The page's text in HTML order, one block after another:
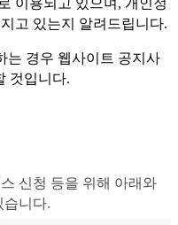
이용되고 있으며, 개인정
고 있는지 알려드립니다.
는 경우 웹사이트 공지사
것입니다.
신청 등을 위해 아래와
습니다.